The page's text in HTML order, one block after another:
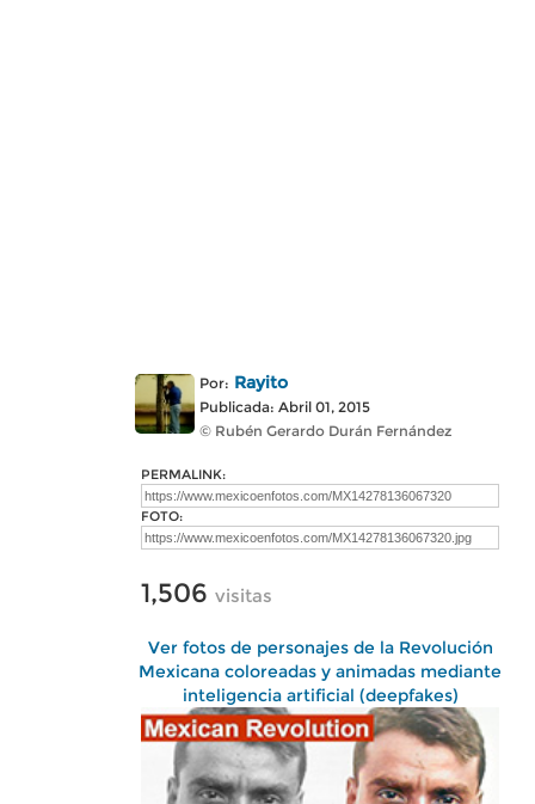
Por: Rayito
Publicada: Abril 01, 2015
© Rubén Gerardo Durán Fernández
PERMALINK:
FOTO:
1,506 visitas
Ver fotos de personajes de la Revolución
Mexicana coloreadas y animadas mediante
inteligencia artificial (deepfakes)